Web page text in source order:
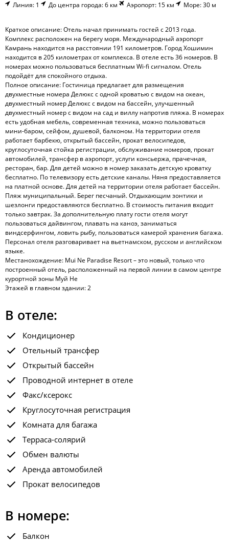
Линия: 1 До центра города: 6 км Аэропорт: 15 км Море: 30 м
Краткое описание: Отель начал принимать гостей с 2013 года.
Комплекс расположен на берегу моря. Международный аэропорт
Камрань находится на расстоянии 191 километров. Город Хошимин
находится в 205 километрах от комплекса. В отеле есть 36 номеров. В
номерах можно пользоваться бесплатным Wi-fi сигналом. Отель
подойдёт для спокойного отдыха.
Полное описание: Гостиница предлагает для размещения
двухместные номера Делюкс с одной кроватью с видом на океан,
двухместный номер Делюкс с видом на бассейн, улучшенный
двухместный номер с видом на сад и виллу напротив пляжа. В номерах
есть удобная мебель, современная техника, можно пользоваться
мини-баром, сейфом, душевой, балконом. На территории отеля
работает барбекю, открытый бассейн, прокат велосипедов,
круглосуточная стойка регистрации, обслуживание номеров, прокат
автомобилей, трансфер в аэропорт, услуги консьержа, прачечная,
ресторан, бар. Для детей можно в номер заказать детскую кроватку
бесплатно. По телевизору есть детские каналы. Няня предоставляется
на платной основе. Для детей на территории отеля работает бассейн.
Пляж муниципальный. Берег песчаный. Отдыхающим зонтики и
шезлонги предоставляются бесплатно. В стоимость питания входит
только завтрак. За дополнительную плату гости отеля могут
пользоваться дайвингом, плавать на каноэ, заниматься
виндсерфингом, ловить рыбу, пользоваться камерой хранения багажа.
Персонал отеля разговаривает на вьетнамском, русском и английском
языке.
Местанохождение: Mui Ne Paradise Resort – это новый, только что
построенный отель, расположенный на первой линии в самом центре
курортной зоны Муй Не
Этажей в главном здании: 2
В отеле:
Кондиционер
Отельный трансфер
Открытый бассейн
Проводной интернет в отеле
Факс/ксерокс
Круглосуточная регистрация
Комната для багажа
Терраса-солярий
Обмен валюты
Аренда автомобилей
Прокат велосипедов
В номере:
Балкон